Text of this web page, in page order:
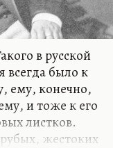
в русской
всегда было к
ему, конечно,
и тоже к его
листков.
жестоких